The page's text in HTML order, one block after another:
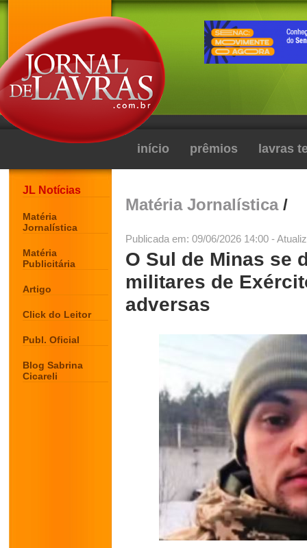
início prêmios lavras
JL Notícias
Matéria
Jornalística
Matéria
Publicitária
Artigo
Click do Leitor
Publ. Oficial
Blog Sabrina
Cicareli
Matéria Jornalística/
Publicada em: 09/06/2026 14:00 -
O Sul de Minas se
militares de
adversas